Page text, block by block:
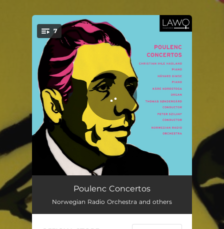
You're all set!
7
Concerto pour piano et orchestre: I. Allegretto
Concerto pour piano et orchestre: II. Andante con moto: Commencer très calmement 09:46
Concerto pour piano et orchestre: III. Rondeau à la française: Presto giocoso 04:06
Poulenc Concertos
Norwegian Radio Orchestra and others